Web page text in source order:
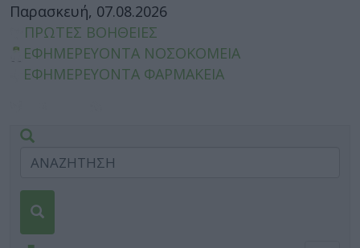
Παρασκευή, 07.08.2026
ΠΡΩΤΕΣ ΒΟΗΘΕΙΕΣ
ΕΦΗΜΕΡΕΥΟΝΤΑ ΝΟΣΟΚΟΜΕΙΑ
ΕΦΗΜΕΡΕΥΟΝΤΑ ΦΑΡΜΑΚΕΙΑ